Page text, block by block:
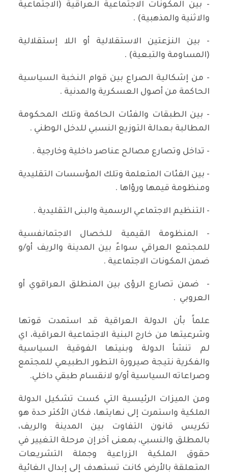
- بين المكونات الاجتماعية العراقية (الاجتماعية
والاثنية والمذهبية) .
- بين النزعتين الاستقلالية أو اللا إستقلالية
(المساومة والتبعية) .
- من إشكالية الصراع بين قوام النخبة السياسية
الحاكمة من أصول العسكرية والمدنية .
- بين الطبقات والفئات الحاكمة وتلك المحكومة
المطالبة بعدالة التوزيع النسبي للدخل الوطني .
- تداخل وتصارع مصالح عناصر داخلية وخارجية .
- بين الفئات المتعلمة وتلك المؤسسات التقليدية
ومنظومة قيمها ورؤاها .
- التنظيم الاجتماعي الرسمية والبنى التقليدية .
- المنظومة القيمية للخصال الاجتمانفسية
للمجتمع العراقي سواءً بين المدينة والريف أو/و
ضمن المكونات الاجتماعية .
- ضمن تصارع الرؤى بين المنطلق العراقوي أو
العروبي .
علماً بأن الدولة العراقية قد استمدت قوتها
وشرعيتها من خارج البنية الاجتماعية العراقية، اي
لم تنشأ الدولة وبنيتها الفوقية السياسية
والفكرية نتيجة صيرورة التطور الطبيعي للمجتمع
وصراعاته السياسية أو/و لانقسام طبقي داخلي.
ومن الميزات الرئيسية التي كست تشكيل الدولة
الملكية واستمرت إلى نهايتها، فكان الأكثر حدة هو
تكريس قانون التفاوت بين المدينة والريف،
بالمطلق والنسبي، بمعنى آخر إن مرحلة التغيير في
حقوق الملكية الزراعية وجملة التشريعات
المتعلقة بالأرض كانت تستهدف إلى إبدال الغائية